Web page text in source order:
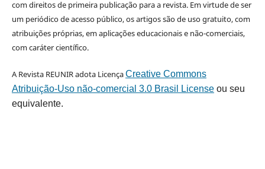
com direitos de primeira publicação para a revista. Em virtude de ser
um periódico de acesso público, os artigos são de uso gratuito, com
atribuições próprias, em aplicações educacionais e não-comerciais,
com caráter científico.
A Revista REUNIR adota LicençaCreative Commons
Atribuição-Uso não-comercial 3.0 Brasil Licenseou seu
equivalente.